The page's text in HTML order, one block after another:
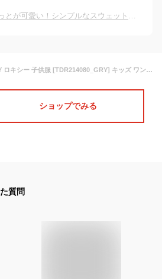
【小学生女の子】ゆるっとが可愛い！シンプルなスウェットワンピースのおすすめは？
ROXY ロキシー 子供服 [TDR214080_GRY] キッズ ワンピース (100-150cm) 秋冬商品 21FW【MINI JIVY DRESS】パーカー スウェット ドレス ワンピース ガール ジュニア 女の子
ショップでみる
質問